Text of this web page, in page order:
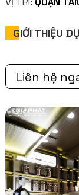
GIỚI THIỆU
Liên hệ